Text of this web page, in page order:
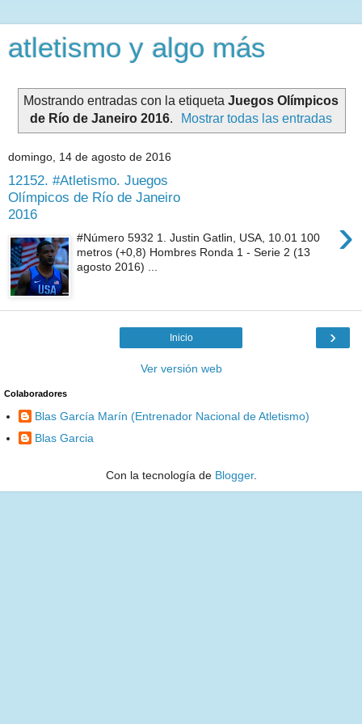
atletismo y algo más
Mostrando entradas con la etiqueta Juegos Olímpicos
de Río de Janeiro 2016. Mostrar todas las entradas
domingo, 14 de agosto de 2016
12152. #Atletismo. Juegos
Olímpicos de Río de Janeiro
2016
›
#Número 5932 1. Justin Gatlin, USA, 10.01 100
metros (+0,8) Hombres Ronda 1 - Serie 2 (13
agosto 2016) ...
›
Inicio
Ver versión web
Colaboradores
Blas García Marín (Entrenador Nacional de Atletismo)
Blas Garcia
Con la tecnología de Blogger.